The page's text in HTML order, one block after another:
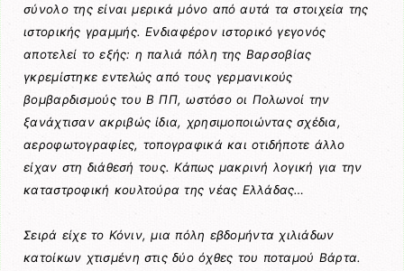
σύνολο της είναι μερικά μόνο από αυτά τα στοιχεία της
ιστορικής γραμμής. Ενδιαφέρον ιστορικό γεγονός
αποτελεί το εξής: η παλιά πόλη της Βαρσοβίας
γκρεμίστηκε εντελώς από τους γερμανικούς
βομβαρδισμούς του Β ΠΠ, ωστόσο οι Πολωνοί την
ξανάχτισαν ακριβώς ίδια, χρησιμοποιώντας σχέδια,
αεροφωτογραφίες, τοπογραφικά και οτιδήποτε άλλο
είχαν στη διάθεσή τους. Κάπως μακρινή λογική για την
καταστροφική κουλτούρα της νέας Ελλάδας…
Σειρά είχε το Κόνιν, μια πόλη εβδομήντα χιλιάδων
κατοίκων χτισμένη στις δύο όχθες του ποταμού Βάρτα.